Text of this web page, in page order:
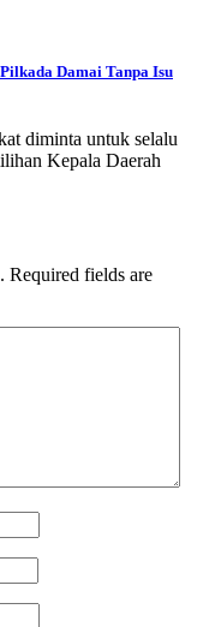
Damai Tanpa Isu
diminta untuk selalu
Kepala Daerah
Required fields are